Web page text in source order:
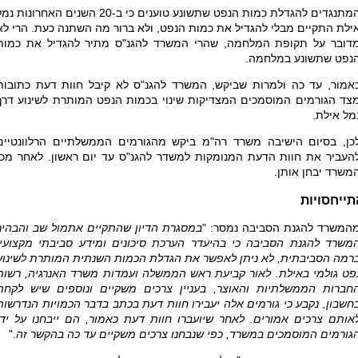
המתנגדים להגדלת כמות הנפט שתשונע טוענים כי ב-20 השנים
התקיים מבלי להגדיל את כמות הנפט, ולא ברור מה השתנה כעת. הרי
על תקופת המלחמה, שהרי המשרד להגנ"ס מתיר להגדיל את
שתשונע במלחמה.
עד כה ולמרות שביקש, המשרד להגנ"ס לא קיבל חוות דעת
הגורמים המוסמכים המצדיקות שינוי בכמות הנפט המותרת לשינוע
אילת.
בסיום הישיבה משרד רה"מ ביקש מהגורמים הממשלתיים
את חוות הדעת המנומקות למשדר להגנ"ס עד יום ראשון. לאחר
יבחן אותן.
להגנת הסביבה נמסר: "במסגרת הדיון שהתקיים אתמול שב
להגנת הסביבה כי בהיעדר הערכת סיכונים ומידע סביבתי
הסביבתית, לא ניתן לאפשר את הגדלת הכמות השנתית המותרת
גולמי באילת. לאור קביעת ראש הממשלה ועמדות משרד האנרגיה,
הממשלתיות והאוצר, בעניין צרכים משקיים ונוספים שיש
נקבע כי גורמים אלה יעבירו חוות דעת בכתב בדבר הכמויות
צרכים אמורים. לאחר שיועברו חוות דעת כאמור, הם ייבחנו על
המוסמכים במשרד, כפי שנבחנו צרכים משקיים עד כה בהקשר זה ."